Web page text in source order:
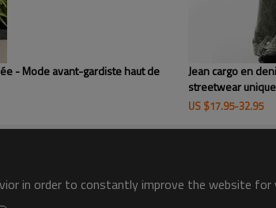
- Mode avant-gardiste haut de
Jean cargo en
streetwear unique
US $17.95-32.95
in order to constantly improve the website for